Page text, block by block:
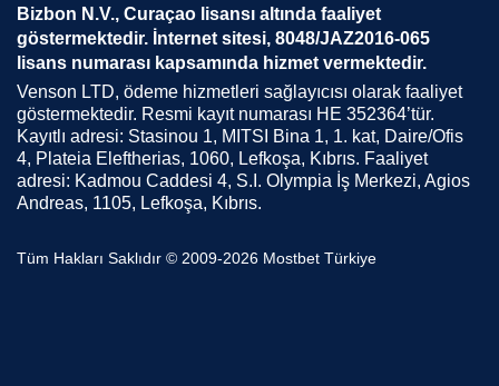
Bizbon N.V., Curaçao lisansı altında faaliyet
göstermektedir. İnternet sitesi, 8048/JAZ2016-065
lisans numarası kapsamında hizmet vermektedir.
Venson LTD, ödeme hizmetleri sağlayıcısı olarak faaliyet
göstermektedir. Resmi kayıt numarası HE 352364’tür.
Kayıtlı adresi: Stasinou 1, MITSI Bina 1, 1. kat, Daire/Ofis
4, Plateia Eleftherias, 1060, Lefkoşa, Kıbrıs. Faaliyet
adresi: Kadmou Caddesi 4, S.I. Olympia İş Merkezi, Agios
Andreas, 1105, Lefkoşa, Kıbrıs.
Tüm Hakları Saklıdır ©️ 2009-2026 Mostbet Türkiye